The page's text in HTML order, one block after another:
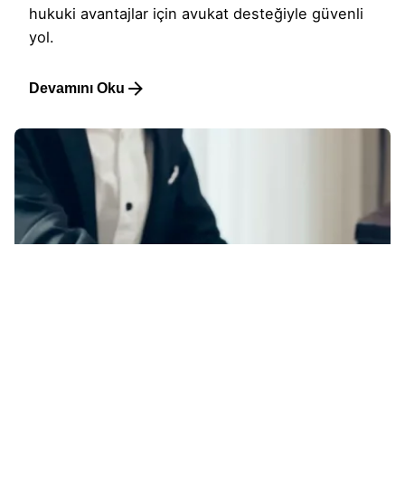
hukuki avantajlar için avukat desteğiyle güvenli
yol.
Devamını Oku